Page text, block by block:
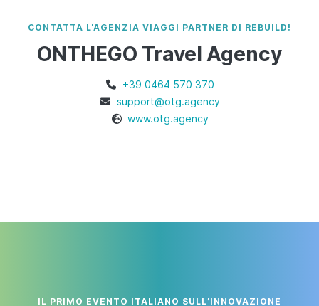
CONTATTA L'AGENZIA VIAGGI PARTNER DI REBUILD!
ONTHEGO Travel Agency
+39 0464 570 370
support@otg.agency
www.otg.agency
IL PRIMO EVENTO ITALIANO SULL’INNOVAZIONE